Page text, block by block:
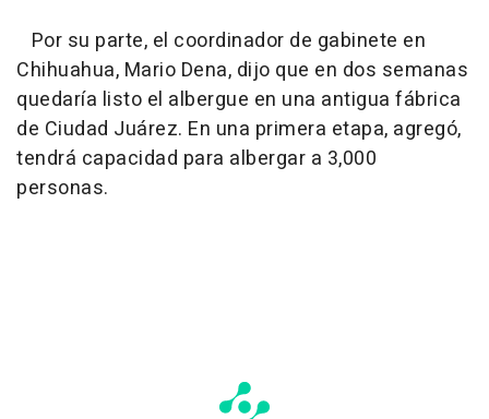
Por su parte, el coordinador de gabinete en
Chihuahua, Mario Dena, dijo que en dos semanas
quedaría listo el albergue en una antigua fábrica
de Ciudad Juárez. En una primera etapa, agregó,
tendrá capacidad para albergar a 3,000
personas.